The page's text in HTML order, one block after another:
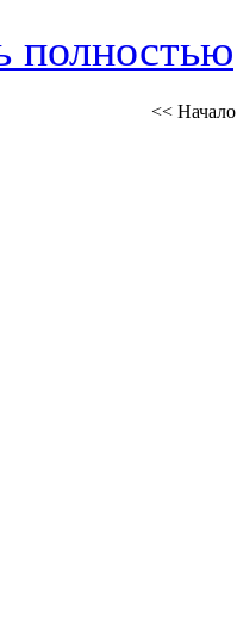
полностью
<< Начало